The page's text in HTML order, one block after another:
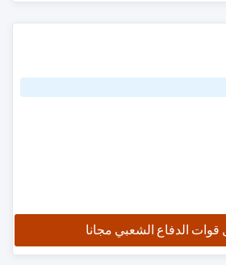
قوات الدفاع الشعبي مجانا